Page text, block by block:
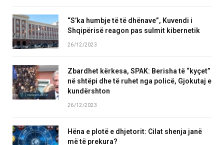
“S’ka humbje të të dhënave”, Kuvendi i
Shqipërisë reagon pas sulmit kibernetik
26/12/2023
Zbardhet kërkesa, SPAK: Berisha të “kyçet”
në shtëpi dhe të ruhet nga policë, Gjokutaj e
kundërshton
26/12/2023
Hëna e plotë e dhjetorit: Cilat shenja janë
më të prekura?